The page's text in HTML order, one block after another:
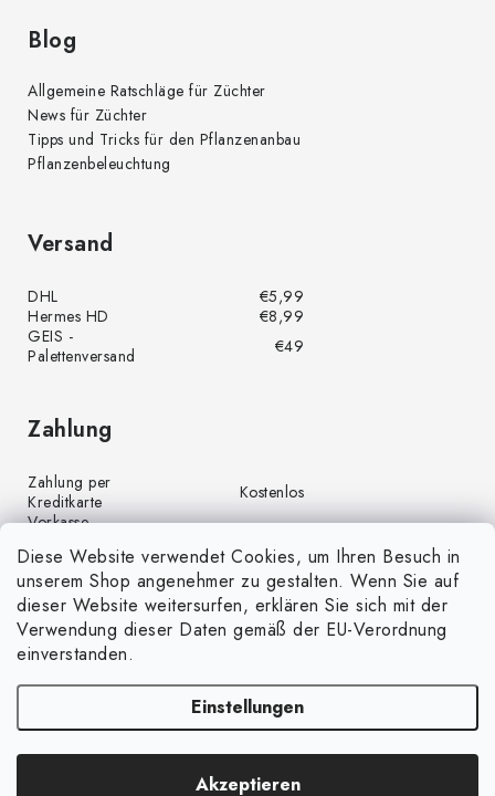
Diese Website verwendet Cookies, um Ihren Besuch in
unserem Shop angenehmer zu gestalten. Wenn Sie auf
dieser Website weitersurfen, erklären Sie sich mit der
Verwendung dieser Daten gemäß der EU-Verordnung
einverstanden.
Einstellungen
Akzeptieren
Blog
Allgemeine Ratschläge für Züchter
News für Züchter
Tipps und Tricks für den Pflanzenanbau
Pflanzenbeleuchtung
Versand
DHL
€5,99
Hermes HD
€8,99
GEIS -
Palettenversand
€49
Zahlung
Zahlung per
Kreditkarte
Kostenlos
Vorkasse
Zahlung per PayPal
Kostenlos
Nachnahme
€4,00
Copyright 2026GrünGarten.de. Alle Rechte vorbehalten.Cookie-
Einstellungen ändern